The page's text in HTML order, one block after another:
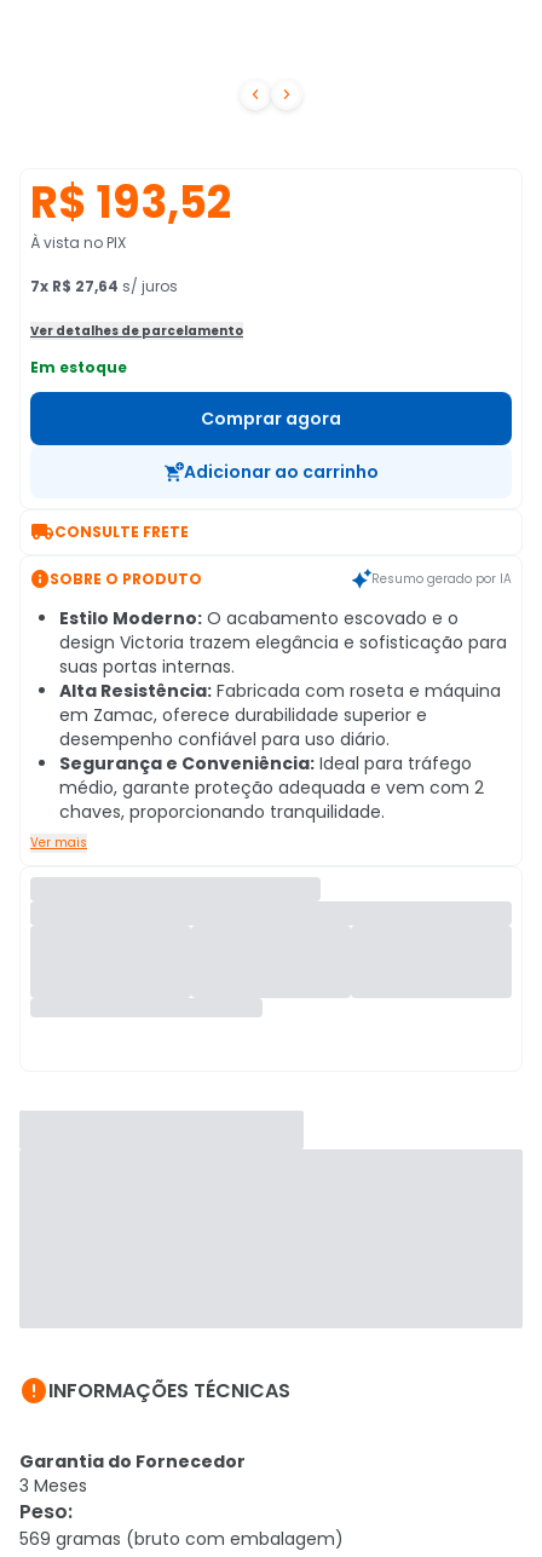
 
R$ 193,52
À vista no PIX
7x R$ 27,64 s/ juros
Ver detalhes de parcelamento
Em estoque
Comprar agora
Adicionar ao carrinho
CONSULTE FRETE
SOBRE O PRODUTO Resumo gerado por IA
Estilo Moderno: O acabamento escovado e o
design Victoria trazem elegância e sofisticação para
suas portas internas.
Alta Resistência: Fabricada com roseta e máquina
em Zamac, oferece durabilidade superior e
desempenho confiável para uso diário.
Segurança e Conveniência: Ideal para tráfego
médio, garante proteção adequada e vem com 2
chaves, proporcionando tranquilidade.
Ver mais
INFORMAÇÕES TÉCNICAS
Garantia do Fornecedor
3 Meses
Peso:
569 gramas (bruto com embalagem)